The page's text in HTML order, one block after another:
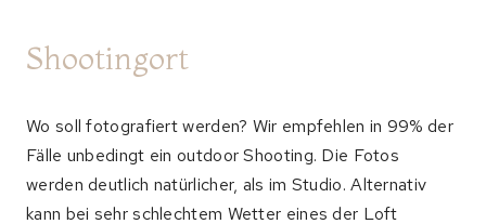
Shootingort
Wo soll fotografiert werden? Wir empfehlen in 99% der
Fälle unbedingt ein outdoor Shooting. Die Fotos
werden deutlich natürlicher, als im Studio. Alternativ
kann bei sehr schlechtem Wetter eines der Loft